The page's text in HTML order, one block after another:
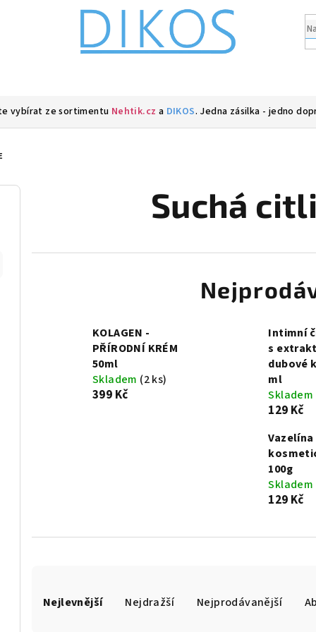
vybírat ze sortimentu Nehtik.cz a DIKOS. Jedna zásilka - jedno
Suchá
KOLAGEN -
PŘÍRODNÍ KRÉM
50ml
Skladem (2 ks)
399 Kč
Intimní
s
dubové
ml
Skladem
129 Kč
Vazelína
100g
Skladem
129 Kč
aNejlevnější Nejdražší Nejprodávanější